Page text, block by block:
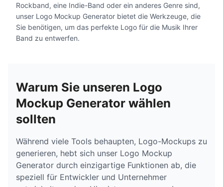
Rockband, eine Indie-Band oder ein anderes Genre sind,
unser Logo Mockup Generator bietet die Werkzeuge, die
Sie benötigen, um das perfekte Logo für die Musik Ihrer
Band zu entwerfen.
Warum Sie unseren Logo
Mockup Generator wählen
sollten
Während viele Tools behaupten, Logo-Mockups zu
generieren, hebt sich unser Logo Mockup
Generator durch einzigartige Funktionen ab, die
speziell für Entwickler und Unternehmer